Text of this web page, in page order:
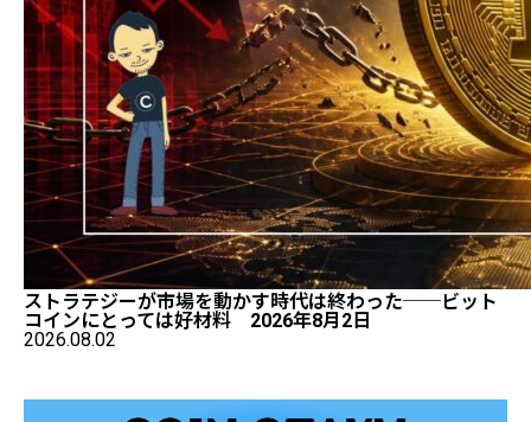
ストラテジーが市場を動かす時代は終わった──ビット
コインにとっては好材料 2026年8月2日
2026.08.02